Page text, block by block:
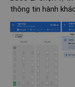
thông tin hành